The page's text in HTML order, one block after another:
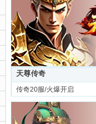
天尊传奇
传奇20服/火爆开启